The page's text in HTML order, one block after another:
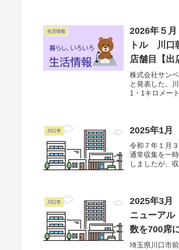
生活情報
2026年５
トル 川口
店舗目【出
株式会社サン
と発表した。
1・1キロメー
川口市 2025年1月
令和７年１月
通常収集を一
しましたが、
川口市
2025年3月
ニューア
数を700席
埼玉県川口市